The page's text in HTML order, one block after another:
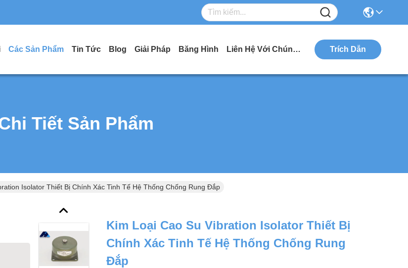
Các Sản Phẩm Tin Tức Blog Giải Pháp Băng Hình Liên Hệ Với Chúng Tôi Trích Dẫn
Tiết Sản Phẩm
Isolator Thiết Bị Chính Xác Tinh Tế Hệ Thống Chống Rung Đắp
Kim Loại Cao Su Vibration Isolator Thiết Bị
Chính Xác Tinh Tế Hệ Thống Chống Rung
Đắp